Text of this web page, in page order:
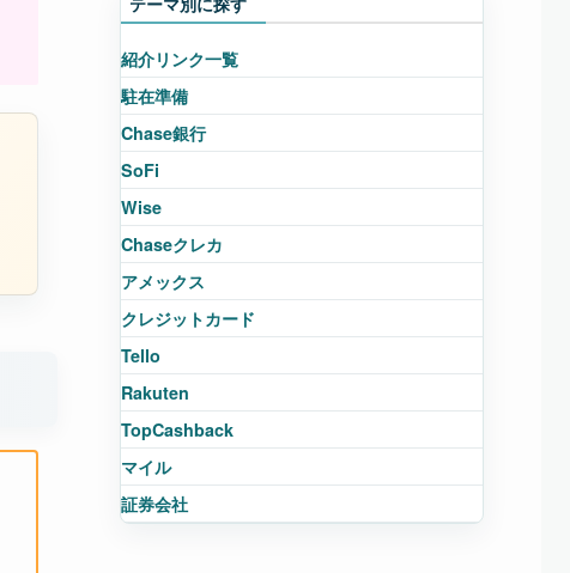
紹介リンク一覧
駐在準備
Chase銀行
SoFi
Wise
Chaseクレカ
アメックス
クレジットカード
Tello
Rakuten
TopCashback
マイル
証券会社